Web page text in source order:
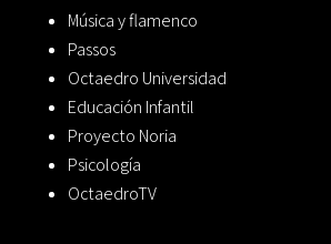
Música y flamenco
Passos
Octaedro Universidad
Educación Infantil
Proyecto Noria
Psicología
OctaedroTV